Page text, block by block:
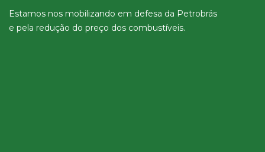
Estamos nos mobilizando em defesa da Petrobrás
e pela redução do preço dos combustíveis.